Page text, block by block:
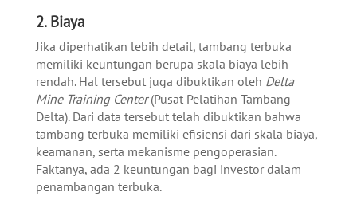
2. Biaya
Jika diperhatikan lebih detail, tambang terbuka
memiliki keuntungan berupa skala biaya lebih
rendah. Hal tersebut juga dibuktikan oleh Delta
Mine Training Center(Pusat Pelatihan Tambang
Delta). Dari data tersebut telah dibuktikan bahwa
tambang terbuka memiliki efisiensi dari skala biaya,
keamanan, serta mekanisme pengoperasian.
Faktanya, ada 2 keuntungan bagi investor dalam
penambangan terbuka.